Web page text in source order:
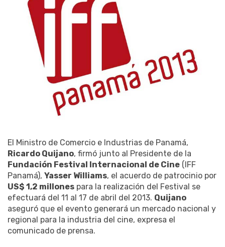
El Ministro de Comercio e Industrias de Panamá,
Ricardo Quijano, firmó junto al Presidente de la
Fundación Festival Internacional de Cine (IFF
Panamá), Yasser Williams, el acuerdo de patrocinio por
US$ 1,2 millones para la realización del Festival se
efectuará del 11 al 17 de abril del 2013. Quijano
aseguró que el evento generará un mercado nacional y
regional para la industria del cine, expresa el
comunicado de prensa.